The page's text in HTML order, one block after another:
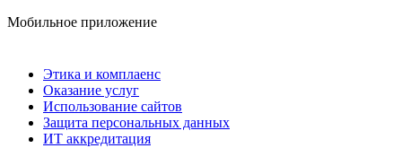
Мобильное приложение
Этика и комплаенс
Оказание услуг
Использование сайтов
Защита персональных данных
ИТ аккредитация